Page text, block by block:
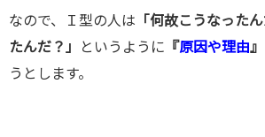
なので、Ｉ型の人は 「何故こうなった
たんだ？」
というように 『原因や理由 』
うとします。